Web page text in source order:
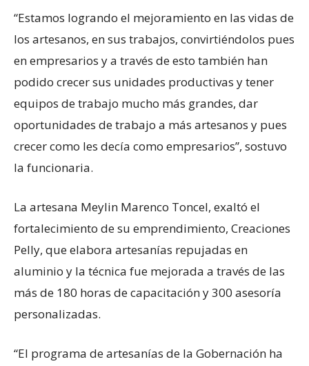
“Estamos logrando el mejoramiento en las vidas de
los artesanos, en sus trabajos, convirtiéndolos pues
en empresarios y a través de esto también han
podido crecer sus unidades productivas y tener
equipos de trabajo mucho más grandes, dar
oportunidades de trabajo a más artesanos y pues
crecer como les decía como empresarios”, sostuvo
la funcionaria.
La artesana Meylin Marenco Toncel, exaltó el
fortalecimiento de su emprendimiento, Creaciones
Pelly, que elabora artesanías repujadas en
aluminio y la técnica fue mejorada a través de las
más de 180 horas de capacitación y 300 asesoría
personalizadas.
“El programa de artesanías de la Gobernación ha